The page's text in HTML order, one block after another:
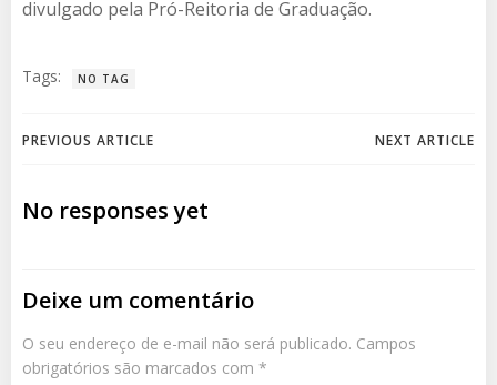
divulgado pela Pró-Reitoria de Graduação.
Tags: NO TAG
Navegação
de
PREVIOUS ARTICLE
Navegação
NEXT ARTICLE
No responses yet
Deixe um comentário
O seu endereço de e-mail não será publicado. Campos
obrigatórios são marcados com *